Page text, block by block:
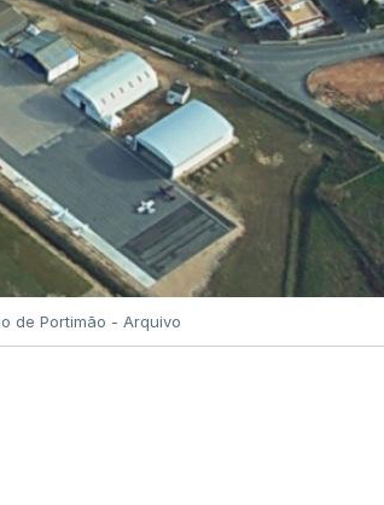
de Portimão - Arquivo